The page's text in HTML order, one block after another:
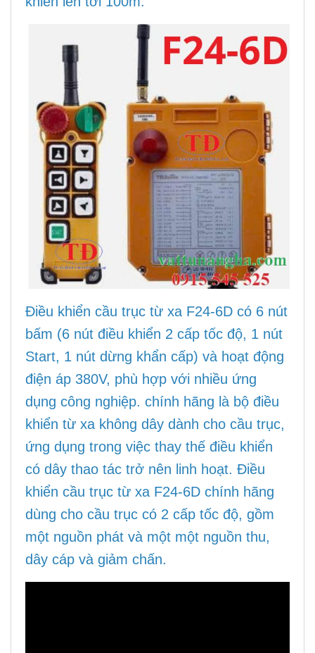
Điều khiển cầu trục từ xa F24-6D có 6 nút
bấm (6 nút điều khiển 2 cấp tốc độ, 1 nút
Start, 1 nút dừng khẩn cấp) và hoạt động
điện áp 380V, phù hợp với nhiều ứng
dụng công nghiệp. chính hãng là bộ điều
khiển từ xa không dây dành cho cầu trục,
ứng dụng trong việc thay thế điều khiển
có dây thao tác trở nên linh hoạt. Điều
khiển cầu trục từ xa F24-6D chính hãng
dùng cho cầu trục có 2 cấp tốc độ, gồm
một nguồn phát và một một nguồn thu,
dây cáp và giảm chấn.